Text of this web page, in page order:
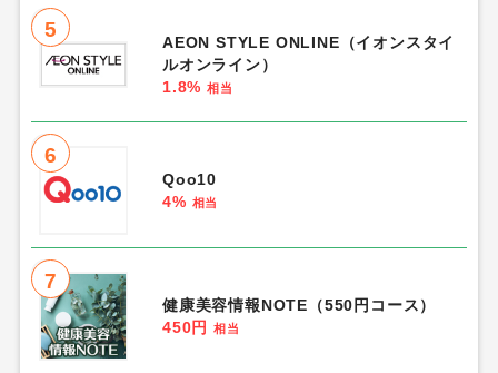
5
AEON STYLE ONLINE（イオンスタイ
ルオンライン）
1.8% 相当
6
Qoo10
4% 相当
7
健康美容情報NOTE（550円コース）
450円
相当